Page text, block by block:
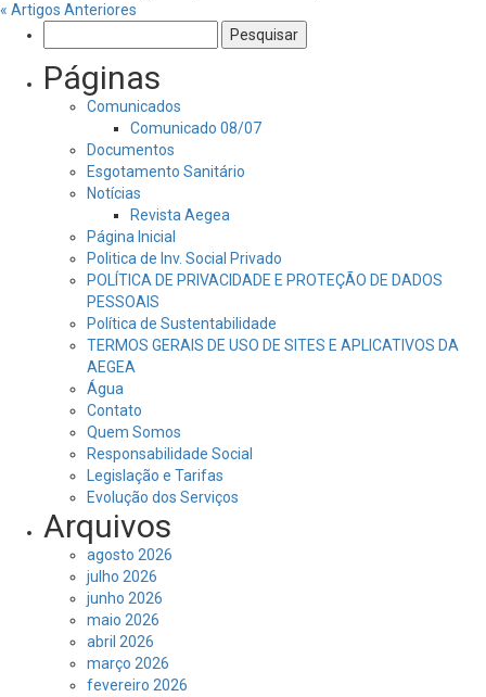
« Artigos Anteriores
por:
Páginas
Comunicados
Comunicado 08/07
Documentos
Esgotamento Sanitário
Notícias
Revista Aegea
Página Inicial
Politica de Inv. Social Privado
POLÍTICA DE PRIVACIDADE E PROTEÇÃO DE DADOS
PESSOAIS
Política de Sustentabilidade
TERMOS GERAIS DE USO DE SITES E APLICATIVOS DA
AEGEA
Água
Contato
Quem Somos
Responsabilidade Social
Legislação e Tarifas
Evolução dos Serviços
Arquivos
agosto 2026
julho 2026
junho 2026
maio 2026
abril 2026
março 2026
fevereiro 2026